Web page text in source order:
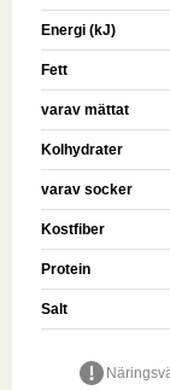
Energi (kJ)
Fett
varav mättat
Kolhydrater
varav socker
Kostfiber
Protein
Salt